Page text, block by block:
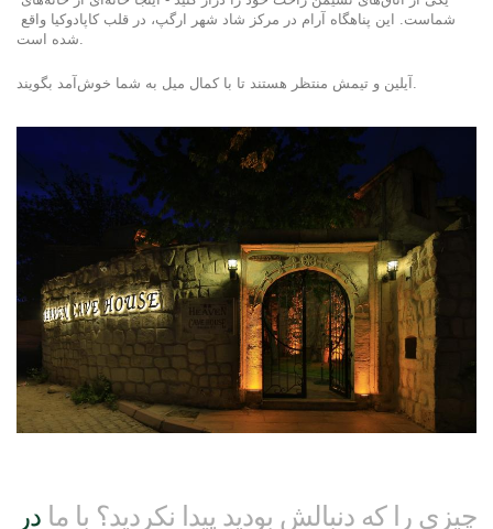
شده است.
آیلین و تیمش منتظر هستند تا با کمال میل به شما خوش‌آمد بگویند.
چیزی را که دنبالش بودید پیدا نکردید؟ با مادر